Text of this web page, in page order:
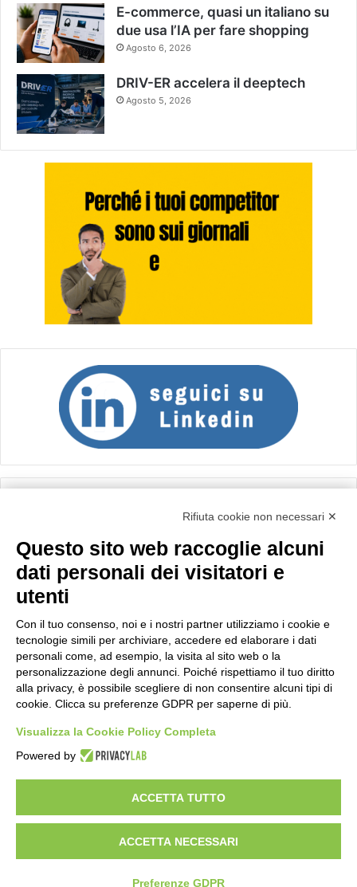
E-commerce, quasi un italiano su
due usa l’IA per fare shopping
Agosto 6, 2026
DRIV-ER accelera il deeptech
Agosto 5, 2026
Importo netto (€):
Calcola
Scorporo IVA
Importo lordo (€):
Rifiuta cookie non necessari ✕
Questo sito web raccoglie alcuni
dati personali dei visitatori e
utenti
Con il tuo consenso, noi e i nostri partner utilizziamo i cookie e
tecnologie simili per archiviare, accedere ed elaborare i dati
personali come, ad esempio, la visita al sito web o la
personalizzazione degli annunci. Poiché rispettiamo il tuo diritto
alla privacy, è possibile scegliere di non consentire alcuni tipi di
cookie. Clicca su preferenze GDPR per saperne di più.
Visualizza la Cookie Policy Completa
Powered by
ACCETTA TUTTO
ACCETTA NECESSARI
Preferenze GDPR